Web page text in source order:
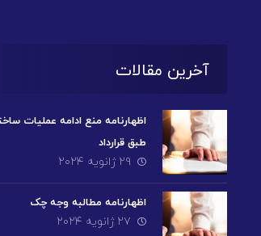
آخرین مقالات
اظهارنامه منع ادامه عملیات
طبق قرارداد
۲۹ ژانویه ۲۰۲۴
اظهارنامه مطالبه وجه چک
۲۷ ژانویه ۲۰۲۴